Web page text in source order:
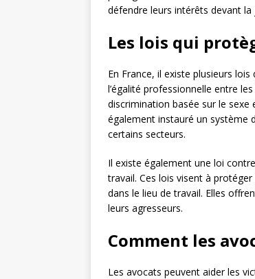
défendre leurs intérêts devant la
Les lois qui
En France, il existe plusieurs
l’égalité professionnelle entre
discrimination basée sur le
également instauré un système
certains secteurs.
Il existe également une loi
travail. Ces lois visent à
dans le lieu de travail. Elles
leurs agresseurs.
Comment les
Les avocats peuvent aider les